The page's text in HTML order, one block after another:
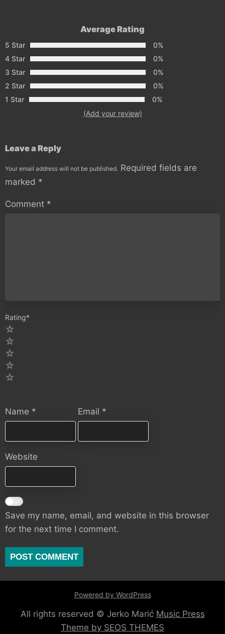
Average Rating
5 Star
0%
4 Star
0%
3 Star
0%
2 Star
0%
1 Star
0%
(Add your review)
Leave a Reply
Your email address will not be published. Required fields are
marked *
Comment *
Rating*
Name * Email *
Website
Save my name, email, and website in this browser
for the next time I comment.
Powered by WordPress
All rights reserved © Jerko Marić Music Press
Theme by SEOS THEMES